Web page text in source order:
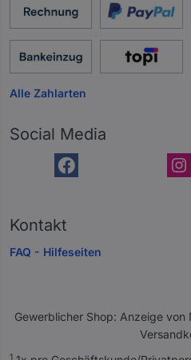
Alle Zahlarten
Social Media
Kontakt
FAQ - Hilfeseiten
Gewerblicher Shop: Anzeige
A
1